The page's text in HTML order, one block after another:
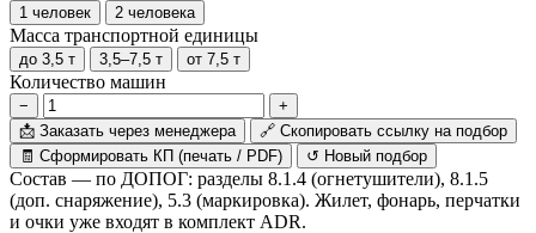
1 человек 2 человека
Масса транспортной единицы
до 3,5 т 3,5–7,5 т от 7,5 т
Количество машин
−
+
📩 Заказать через менеджера 🔗 Скопировать ссылку на подбор
🧾 Сформировать КП (печать / PDF) ↺ Новый подбор
Состав — по ДОПОГ: разделы 8.1.4 (огнетушители), 8.1.5
(доп. снаряжение), 5.3 (маркировка). Жилет, фонарь, перчатки
и очки уже входят в комплект ADR.